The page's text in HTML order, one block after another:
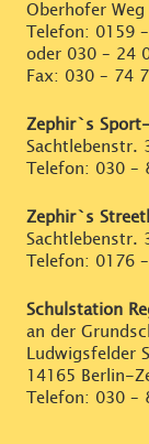
Oberhofer
Telefon: 0159
oder 030 – 24
Fax: 030 – 74
Zephir`s
Sachtlebenstr.
Telefon: 030 –
Zephir`s
Sachtlebenstr.
Telefon: 0176
Schulstation
an der
Ludwigsfelder
14165 Berlin-
Telefon: 030 –